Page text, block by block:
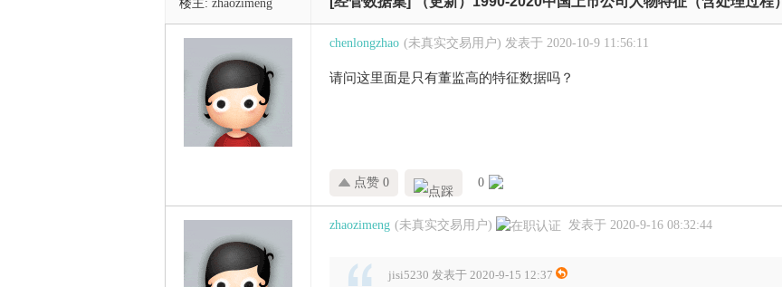
楼主: zhaozimeng
chenlongzhao (未真实交易用户) 发表于 2020-10-9 11:56:11
请问这里面是只有董监高的特征数据吗？
点赞 0 0
zhaozimeng (未真实交易用户) 发表于 2020-9-16 08:32:44
jisi5230 发表于 2020-9-15 12:37